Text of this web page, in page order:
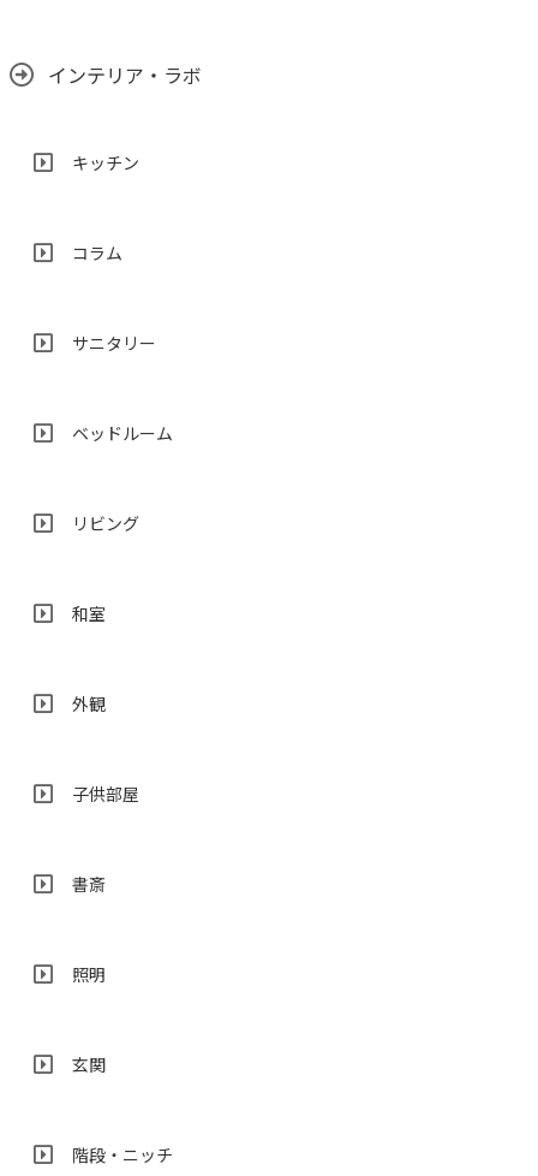
インテリア・ラボ
キッチン
コラム
サニタリー
ベッドルーム
リビング
和室
外観
子供部屋
書斎
照明
玄関
階段・ニッチ